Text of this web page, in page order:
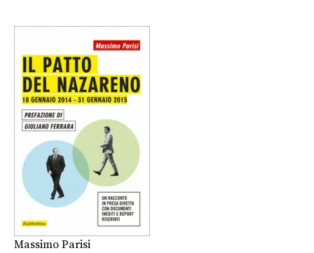
Massimo Parisi